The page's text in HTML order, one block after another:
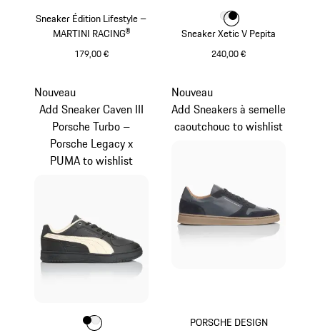
Sneaker Édition Lifestyle –
MARTINI RACING®
179,00 €
Sneaker Xetic V Pepita
240,00 €
Couleur
Couleur
Couleur
Nouveau
Add Sneaker Caven III
Porsche Turbo –
Porsche Legacy x
PUMA to wishlist
Couleur
Couleur
Couleur
PORSCHE DESIGN
Nouveau
Add Sneakers à semelle
caoutchouc to wishlist